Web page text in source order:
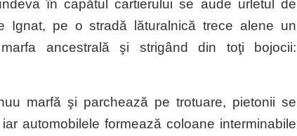
în capătul cartierului se aude urletul de
Ignat, pe o stradă lăturalnică trece alene un
ancestrală şi strigând din toţi bojocii:
marfă şi parchează pe trotuare, pietonii se
automobilele formează coloane interminabile